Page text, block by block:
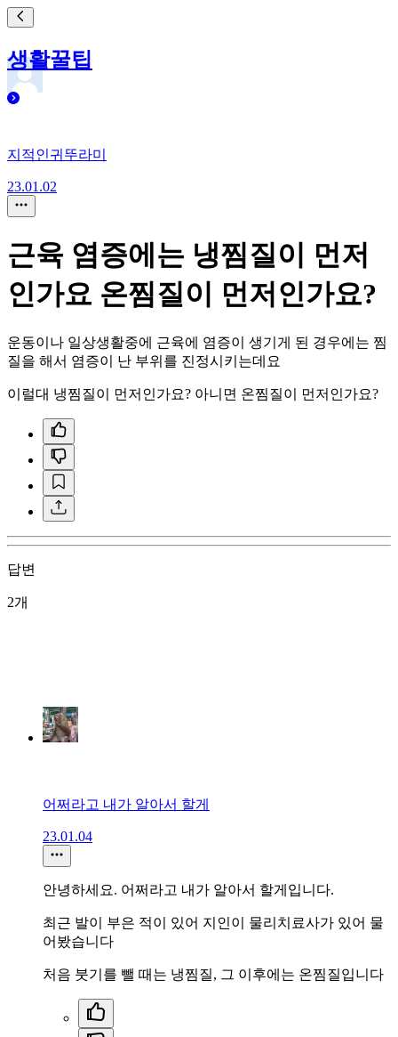
생활꿀팁
지적인귀뚜라미
23.01.02
근육 염증에는 냉찜질이 먼저
인가요 온찜질이 먼저인가요?
운동이나 일상생활중에 근육에 염증이 생기게 된 경우에는 찜
질을 해서 염증이 난 부위를 진정시키는데요
이럴대 냉찜질이 먼저인가요? 아니면 온찜질이 먼저인가요?
답변
2개
어쩌라고 내가 알아서 할게
23.01.04
안녕하세요. 어쩌라고 내가 알아서 할게입니다.
최근 발이 부은 적이 있어 지인이 물리치료사가 있어 물
어봤습니다
처음 붓기를 뺄 때는 냉찜질, 그 이후에는 온찜질입니다